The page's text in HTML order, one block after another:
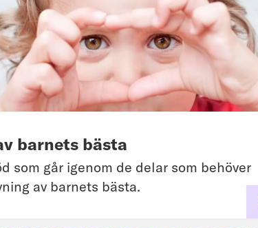
barnets bästa
som går igenom de delar som behöver
av barnets bästa.